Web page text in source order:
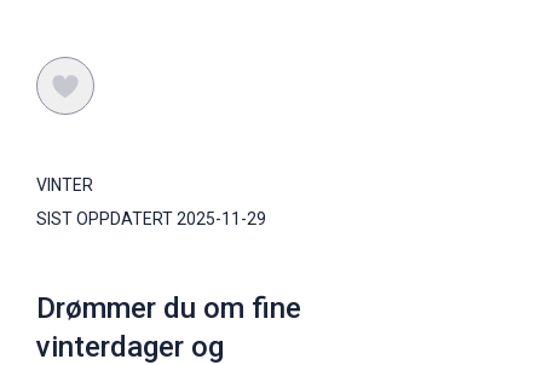
VINTER
SIST OPPDATERT2025-11-29
Drømmer du om fine
vinterdager og